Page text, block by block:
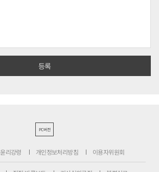
PC버전
윤리강령 개인정보처리방침 이용자위원회